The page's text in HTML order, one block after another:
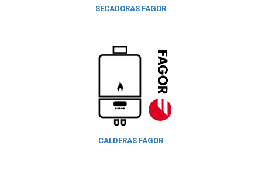
SECADORAS FAGOR
CALDERAS FAGOR